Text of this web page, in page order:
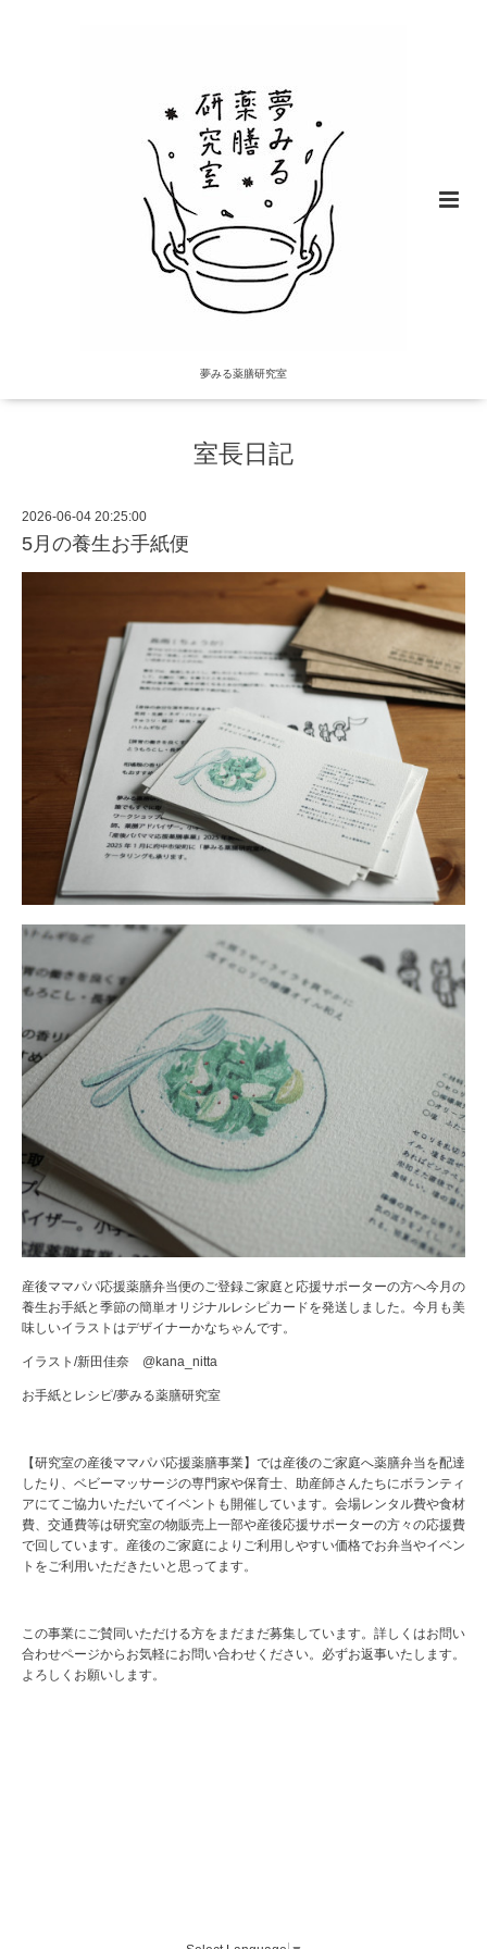
夢みる薬膳研究室
室長日記
2026-06-04 20:25:00
5月の養生お手紙便
産後ママパパ応援薬膳弁当便のご登録ご家庭と応援サポーターの方へ今月の
養生お手紙と季節の簡単オリジナルレシピカードを発送しました。今月も美
味しいイラストはデザイナーかなちゃんです。
イラスト/新田佳奈 @kana_nitta
お手紙とレシピ/夢みる薬膳研究室
【研究室の産後ママパパ応援薬膳事業】では産後のご家庭へ薬膳弁当を配達
したり、ベビーマッサージの専門家や保育士、助産師さんたちにボランティ
アにてご協力いただいてイベントも開催しています。会場レンタル費や食材
費、交通費等は研究室の物販売上一部や産後応援サポーターの方々の応援費
で回しています。産後のご家庭によりご利用しやすい価格でお弁当やイベン
トをご利用いただきたいと思ってます。
この事業にご賛同いただける方をまだまだ募集しています。詳しくはお問い
合わせページからお気軽にお問い合わせください。必ずお返事いたします。
よろしくお願いします。